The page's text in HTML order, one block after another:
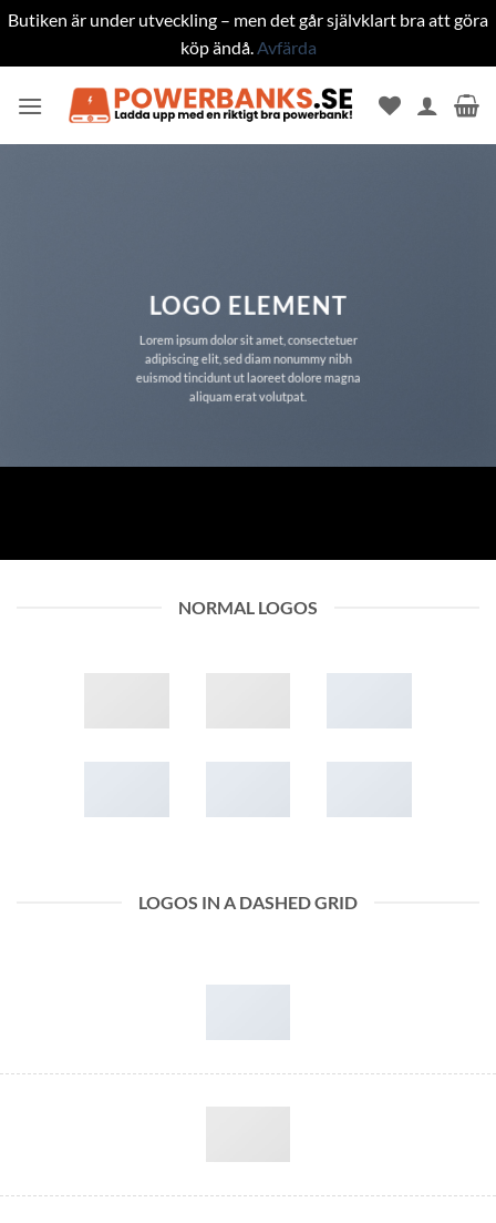
Butiken är under utveckling – men det går självklart bra att göra
köp ändå.Avfärda
LOGO ELEMENT
Lorem ipsum dolor sit amet, consectetuer
adipiscing elit, sed diam nonummy nibh
euismod tincidunt ut laoreet dolore magna
aliquam erat volutpat.
NORMAL LOGOS
LOGOS IN A DASHED GRID